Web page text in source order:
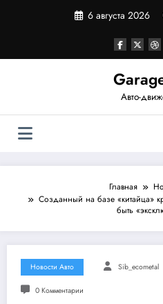
6 августа 2026
Авто-
Главная
Созданный на базе «китайца»
быть
Новости Авто Sib_ecometal
0 Комментарии